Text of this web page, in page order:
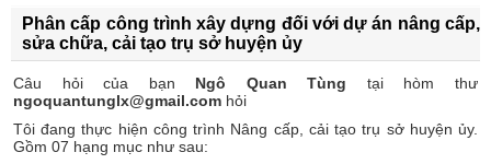
Phân cấp công trình xây dựng đối với dự án nâng cấp,
sửa chữa, cải tạo trụ sở huyện ủy
Câu hỏi của bạn Ngô Quan Tùng tại hòm thư
ngoquantunglx@gmail.com hỏi
Tôi đang thực hiện công trình Nâng cấp, cải tạo trụ sở huyện ủy.
Gồm 07 hạng mục như sau: